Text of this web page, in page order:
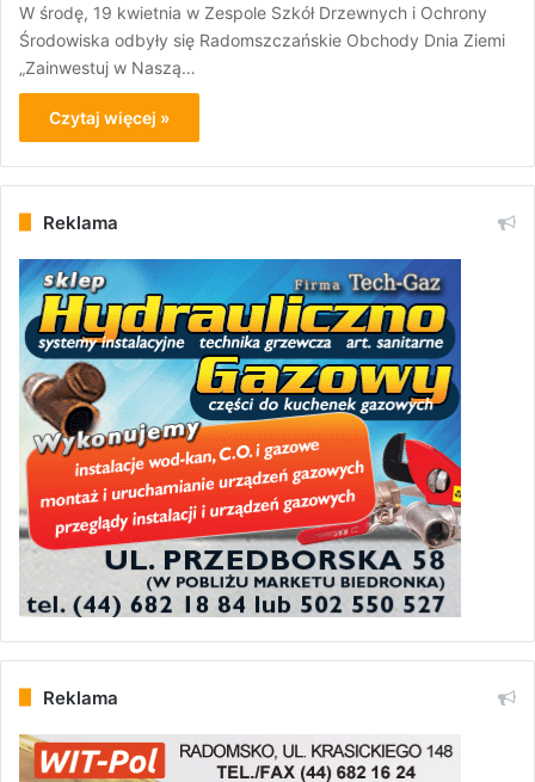
W środę, 19 kwietnia w Zespole Szkół Drzewnych i Ochrony
Środowiska odbyły się Radomszczańskie Obchody Dnia Ziemi
„Zainwestuj w Naszą…
Czytaj więcej »
Reklama
Reklama